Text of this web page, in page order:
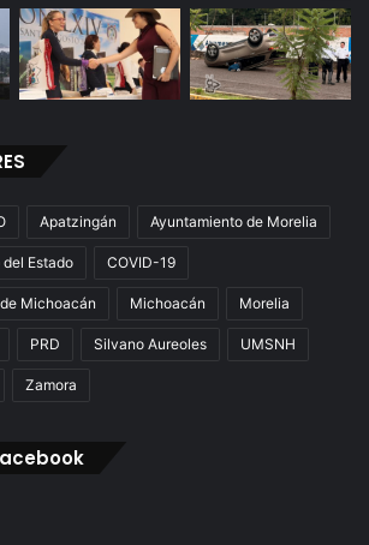
Apatzingán Ayuntamiento de Morelia
Estado COVID-19
Michoacán Michoacán Morelia
PRD Silvano Aureoles UMSNH
Zamora